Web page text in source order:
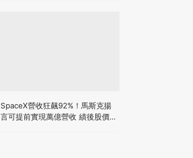
SpaceX營收狂飆92%！馬斯克揚
言可提前實現萬億營收 績後股價卻